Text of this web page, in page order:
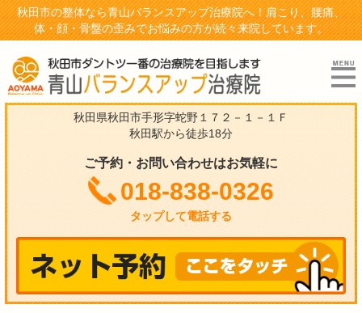
秋田市の整体なら青山バランスアップ治療院へ！肩こり、腰痛、
体・顔・骨盤の歪みでお悩みの方が続々来院しています。
秋田県秋田市手形字蛇野１７２－１－１Ｆ
秋田駅から徒歩18分
ご予約・お問い合わせはお気軽に
018-838-0326
タップして電話する